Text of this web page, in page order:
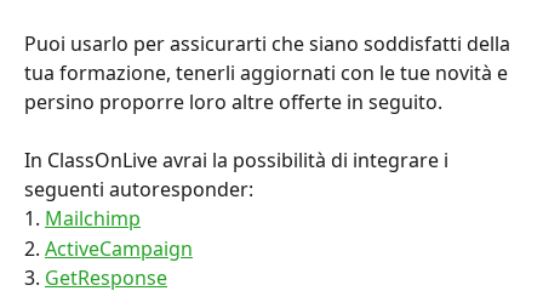
Puoi usarlo per assicurarti che siano soddisfatti della
tua formazione, tenerli aggiornati con le tue novità e
persino proporre loro altre offerte in seguito.
In ClassOnLive avrai la possibilità di integrare i
seguenti autoresponder:
1. Mailchimp
2. ActiveCampaign
3. GetResponse